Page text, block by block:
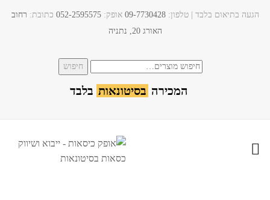
הגעה בתיאום בלבד | טלפון:​09-7730428 אופק:052-2595575 כתובת: רחוב
האורג 20, נתניה
חיפוש
חיפוש
המכירה בסיטונאות בלבד